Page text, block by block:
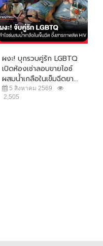
ผงะ! บุกรวบคู่รัก LGBTQ
เปิดห้องเช่าลอบขายไอซ์
ผสมน้ำเกลือในเข็มฉีดยา...
5 สิงหาคม 2569
2,505